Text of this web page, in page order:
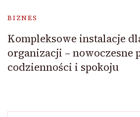
BIZNES
Kompleksowe instalacje
organizacji – nowoczesne
codzienności i spokoju